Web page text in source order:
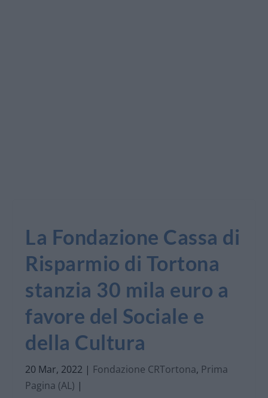
La Fondazione Cassa di
Risparmio di Tortona
stanzia 30 mila euro a
favore del Sociale e
della Cultura
20 Mar, 2022 | Fondazione CRTortona, Prima
Pagina (AL) |